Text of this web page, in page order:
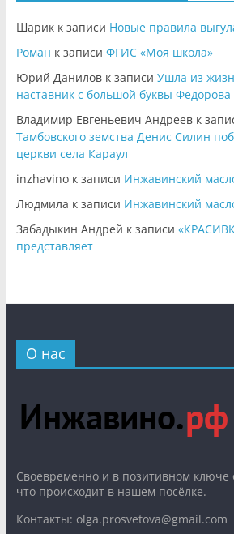
Шарикк записи Новые правила
Роман к записи ФГИС «Моя школа»
Юрий Даниловк записи Ушла из
наставник с большой буквы
Владимир Евгеньевич Андреевк
Тамбовского земства Денис Силин
церкви села Караул
inzhavinoк записи Инжавинский
Людмила к записи Инжавинский
Забадыкин Андрей к записи
представляет
О нас
Cвоевременно и в позитивном ключе
что происходит в нашем посёлке.
Контакты: olga.prosvetova@gmail.com